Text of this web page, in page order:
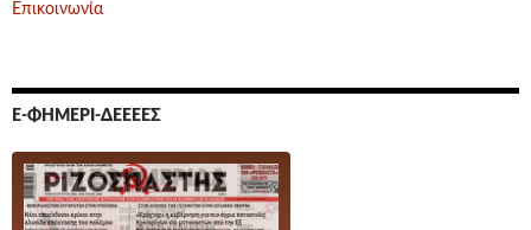
Επικοινωνία
Ε-ΦΗΜΕΡΊ-ΔΕΕΕΕΣ